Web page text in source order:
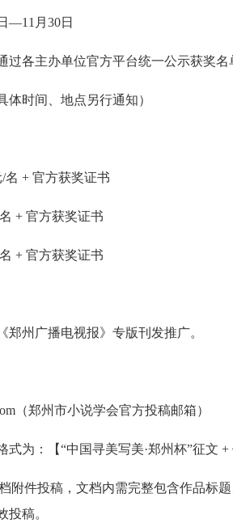
—11月30日
过各主办单位官方平台统一公示获奖名
体时间、地点另行通知）
名 + 官方获奖证书
+ 官方获奖证书
+ 官方获奖证书
郑州广播电视报》专版刊发推广。
（郑州市小说学会官方投稿邮箱）
为：【“中国寻美写美·郑州杯”征文 +
附件投稿，文档内需完整包含作品标
投稿。